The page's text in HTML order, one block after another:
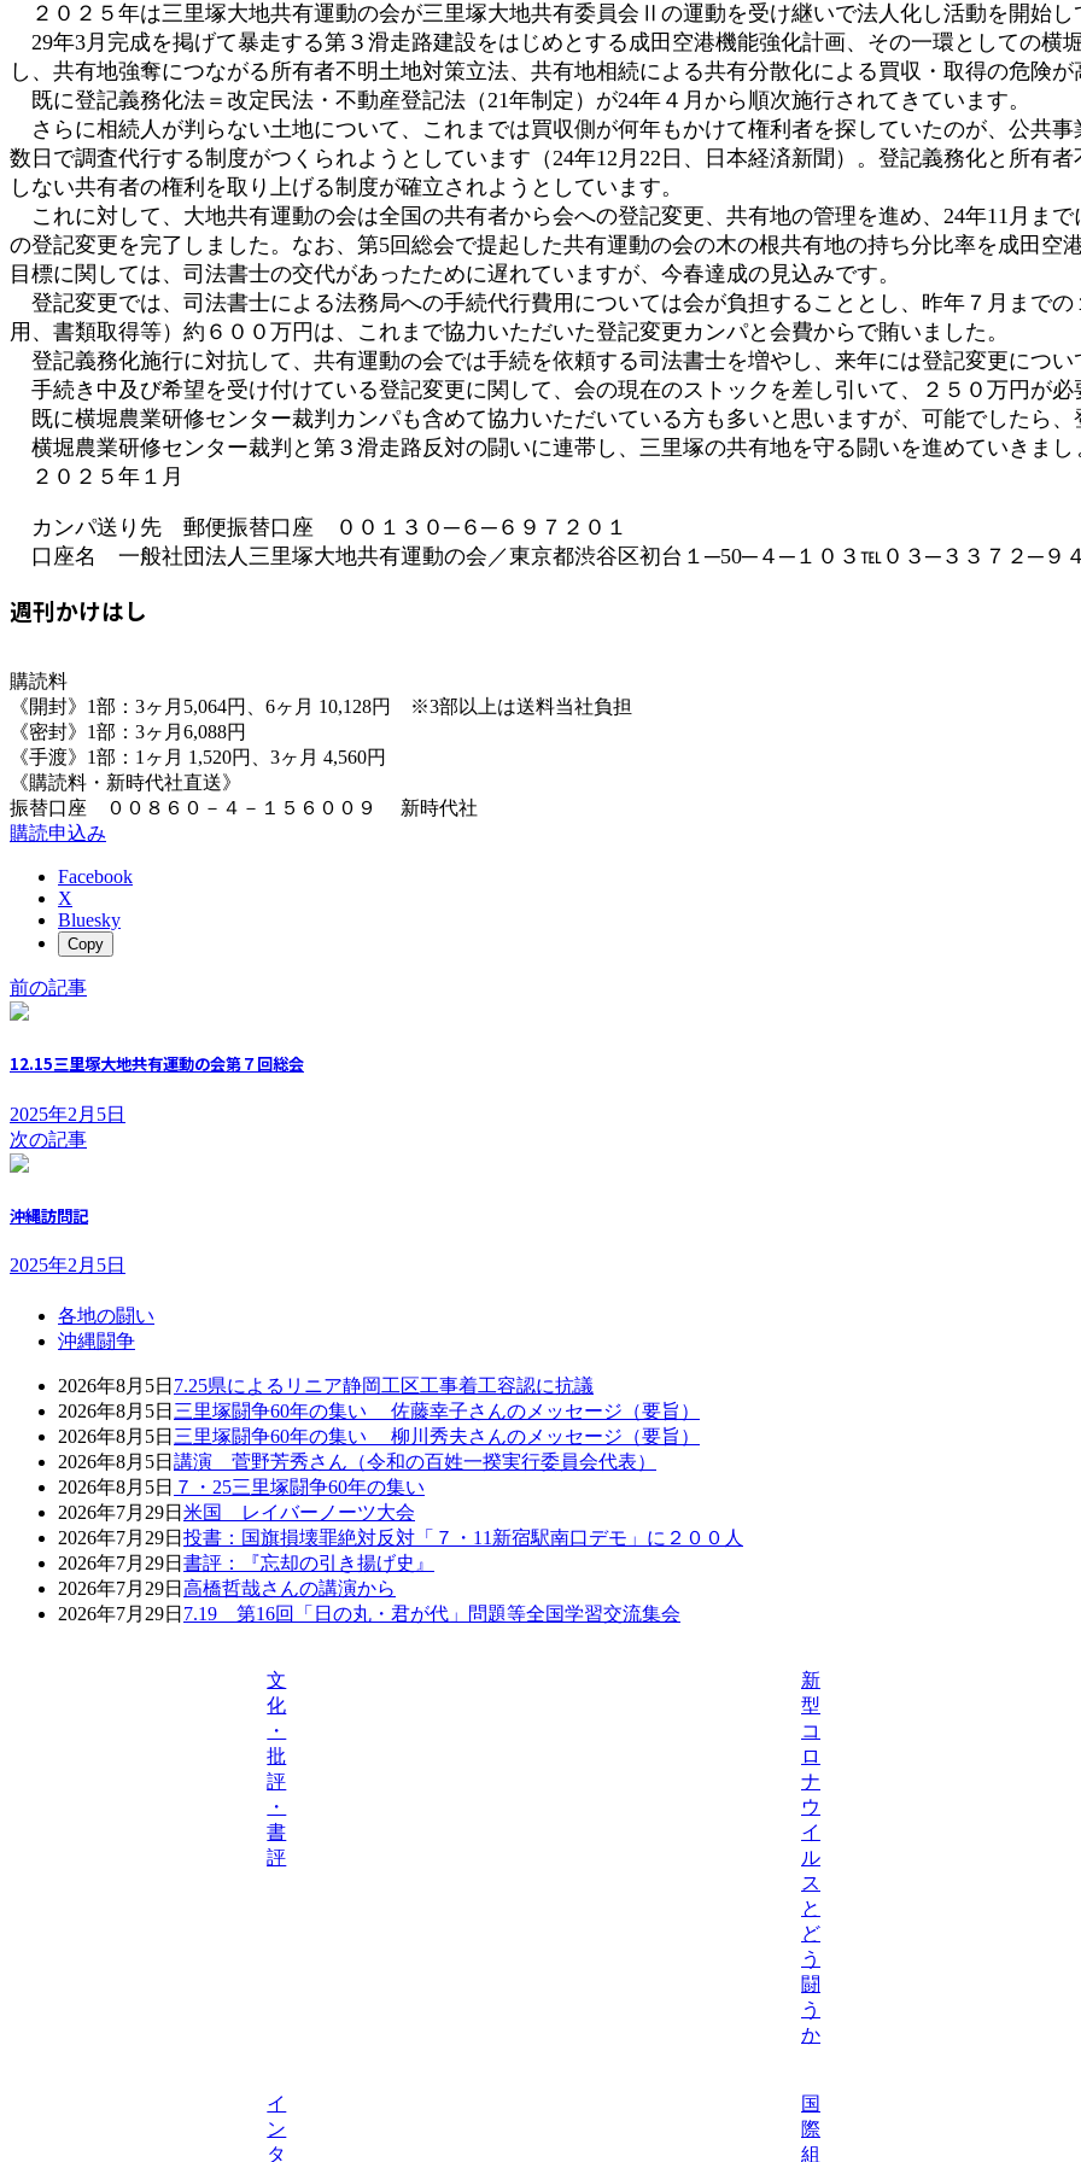
:
２０２５年は三里塚大地共有運動の会が三里塚大地共有委員会Ⅱの運動を受け継いで法人化し活動を開始し
29年3月完成を掲げて暴走する第３滑走路建設をはじめとする成田空港機能強化計画、その一環としての横
し、共有地強奪につながる所有者不明土地対策立法、共有地相続による共有分散化による買収・取得の危険
既に登記義務化法＝改定民法・不動産登記法（21年制定）が24年４月から順次施行されてきています。
さらに相続人が判らない土地について、これまでは買収側が何年もかけて権利者を探していたのが、公共
数日で調査代行する制度がつくられようとしています（24年12月22日、日本経済新聞）。登記義務化と所有
しない共有者の権利を取り上げる制度が確立されようとしています。
これに対して、大地共有運動の会は全国の共有者から会への登記変更、共有地の管理を進め、24年11月ま
の登記変更を完了しました。なお、第5回総会で提起した共有運動の会の木の根共有地の持ち分比率を成田空
目標に関しては、司法書士の交代があったために遅れていますが、今春達成の見込みです。
登記変更では、司法書士による法務局への手続代行費用については会が負担することとし、昨年７月まで
用、書類取得等）約６００万円は、これまで協力いただいた登記変更カンパと会費からで賄いました。
登記義務化施行に対抗して、共有運動の会では手続を依頼する司法書士を増やし、来年には登記変更につ
手続き中及び希望を受け付けている登記変更に関して、会の現在のストックを差し引いて、２５０万円が
既に横堀農業研修センター裁判カンパも含めて協力いただいている方も多いと思いますが、可能でしたら
横堀農業研修センター裁判と第３滑走路反対の闘いに連帯し、三里塚の共有地を守る闘いを進めていきまし
２０２５年１月
カンパ送り先 郵便振替口座 ００１３０─６─６９７２０１
口座名 一般社団法人三里塚大地共有運動の会／東京都渋谷区初台１─50─４─１０３℡０３─３３７２─９
週刊かけはし
購読料
《開封》1部：3ヶ月5,064円、6ヶ月 10,128円 ※3部以上は送料当社負担
《密封》1部：3ヶ月6,088円
《手渡》1部：1ヶ月 1,520円、3ヶ月 4,560円
《購読料・新時代社直送》
振替口座 ００８６０－４－１５６００９ 新時代社
購読申込み
Facebook
X
Bluesky
Copy
前の記事
12.15三里塚大地共有運動の会第７回総会
2025年2月5日
次の記事
沖縄訪問記
2025年2月5日
各地の闘い
沖縄闘争
2026年8月5日 7.25県によるリニア静岡工区工事着工容認に抗議
2026年8月5日 三里塚闘争60年の集い 佐藤幸子さんのメッセージ（要旨）
2026年8月5日 三里塚闘争60年の集い 柳川秀夫さんのメッセージ（要旨）
2026年8月5日 講演 菅野芳秀さん（令和の百姓一揆実行委員会代表）
2026年8月5日 ７・25三里塚闘争60年の集い
2026年7月29日 米国 レイバーノーツ大会
2026年7月29日 投書：国旗損壊罪絶対反対「７・11新宿駅南口デモ」に２００人
2026年7月29日 書評：『忘却の引き揚げ史』
2026年7月29日 高橋哲哉さんの講演から
2026年7月29日 7.19 第16回「日の丸・君が代」問題等全国学習交流集会
文
化
・
批
評
・
書
評
新
型
コ
ロ
ナ
ウ
イ
ル
ス
と
ど
う
闘
う
か
イ
ン
タ
国
際
組